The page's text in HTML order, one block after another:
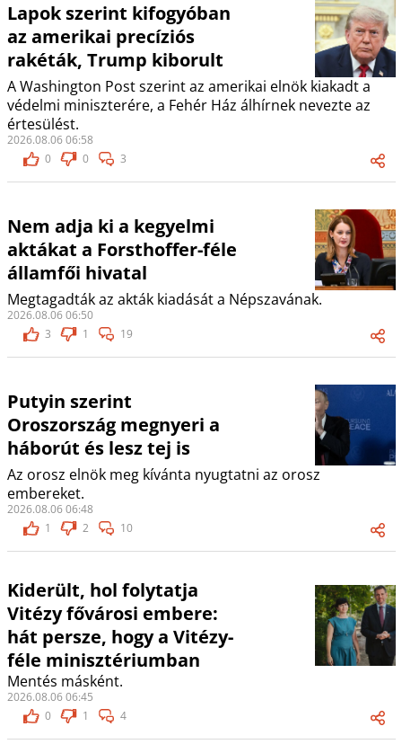
Lapok szerint kifogyóban
az amerikai precíziós
rakéták, Trump kiborult
A Washington Post szerint az amerikai elnök kiakadt a
védelmi miniszterére, a Fehér Ház álhírnek nevezte az
értesülést.
2026.08.06 06:58
0
0 3
Nem adja ki a kegyelmi
aktákat a Forsthoffer-féle
államfői hivatal
Megtagadták az akták kiadását a Népszavának.
2026.08.06 06:50
3
1 19
Putyin szerint
Oroszország megnyeri a
háborút és lesz tej is
Az orosz elnök meg kívánta nyugtatni az orosz
embereket.
2026.08.06 06:48
1
2 10
Kiderült, hol folytatja
Vitézy fővárosi embere:
hát persze, hogy a Vitézy-
féle minisztériumban
Mentés másként.
2026.08.06 06:45
0
1 4